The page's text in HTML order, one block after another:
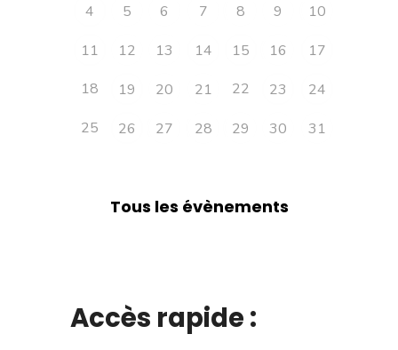
4
5 6 7 8 9
10
11
12 13 14 15 16
17
18
19 20 21 22 23
24
25
26 27 28 29 30 31
Tous les évènements
Accès rapide :